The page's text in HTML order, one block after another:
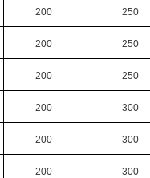
200 250
200 250
200 250
200 300
200 300
200 300